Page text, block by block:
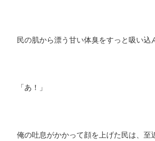
民の肌から漂う甘い体臭をすっと吸い込
「あ！」
俺の吐息がかかって顔を上げた民は、至